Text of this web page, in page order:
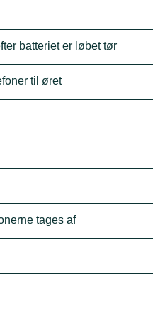
batteriet er løbet tør
til øret
tages af